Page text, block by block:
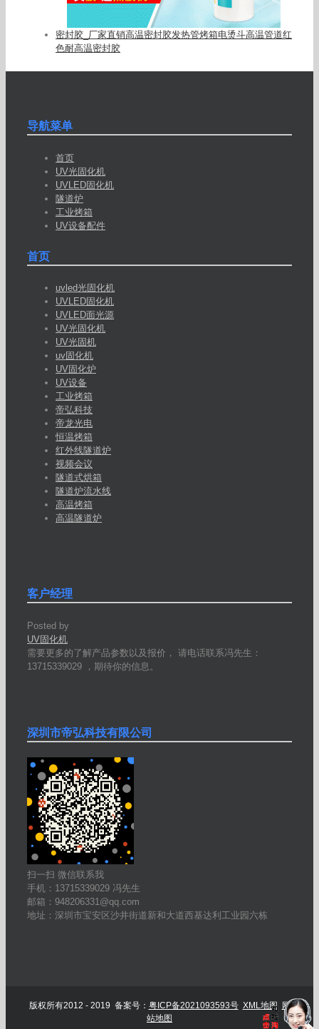
密封胶_厂家直销高温密封胶发热管烤箱电烫斗高温管道红
色耐高温密封胶
导航菜单
首页
UV光固化机
UVLED固化机
隧道炉
工业烤箱
UV设备配件
首页
uvled光固化机
UVLED固化机
UVLED面光源
UV光固化机
UV光固机
uv固化机
UV固化炉
UV设备
工业烤箱
帝弘科技
帝龙光电
恒温烤箱
红外线隧道炉
视频会议
隧道式烘箱
隧道炉流水线
高温烤箱
高温隧道炉
客户经理
Posted by
UV固化机
需要更多的了解产品参数以及报价， 请电话联系冯先生：
13715339029 ，期待你的信息。
深圳市帝弘科技有限公司
扫一扫 微信联系我
手机：13715339029 冯先生
邮箱：948206331@qq.com
地址：深圳市宝安区沙井街道新和大道西基达利工业园六栋
版权所有2012 - 2019 备案号： 粤ICP备2021093593号 XML地图
网
站地图